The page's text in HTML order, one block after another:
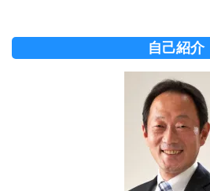
自己紹介